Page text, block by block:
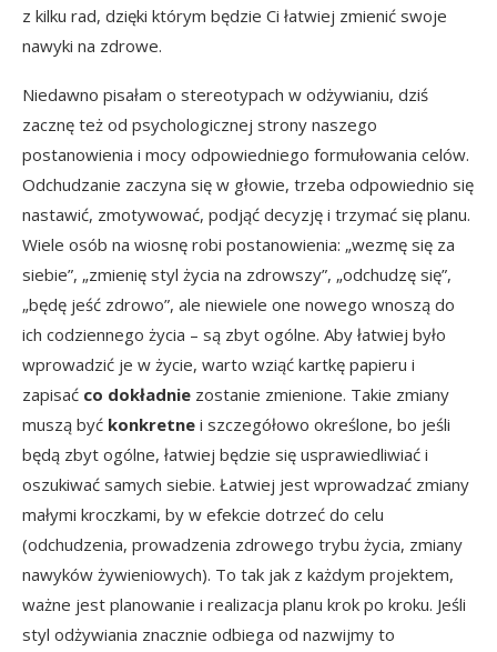
z kilku rad, dzięki którym będzie Ci łatwiej zmienić swoje
nawyki na zdrowe.
Niedawno pisałam o stereotypach w odżywianiu, dziś
zacznę też od psychologicznej strony naszego
postanowienia i mocy odpowiedniego formułowania celów.
Odchudzanie zaczyna się w głowie, trzeba odpowiednio się
nastawić, zmotywować, podjąć decyzję i trzymać się planu.
Wiele osób na wiosnę robi postanowienia: „wezmę się za
siebie”, „zmienię styl życia na zdrowszy”, „odchudzę się”,
„będę jeść zdrowo”, ale niewiele one nowego wnoszą do
ich codziennego życia – są zbyt ogólne. Aby łatwiej było
wprowadzić je w życie, warto wziąć kartkę papieru i
zapisać co dokładnie zostanie zmienione. Takie zmiany
muszą być konkretne i szczegółowo określone, bo jeśli
będą zbyt ogólne, łatwiej będzie się usprawiedliwiać i
oszukiwać samych siebie. Łatwiej jest wprowadzać zmiany
małymi kroczkami, by w efekcie dotrzeć do celu
(odchudzenia, prowadzenia zdrowego trybu życia, zmiany
nawyków żywieniowych). To tak jak z każdym projektem,
ważne jest planowanie i realizacja planu krok po kroku. Jeśli
styl odżywiania znacznie odbiega od nazwijmy to